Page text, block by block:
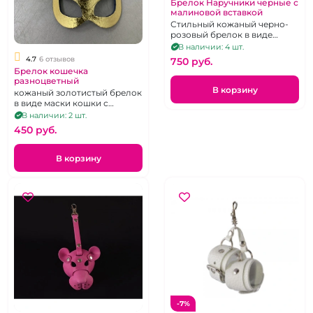
4.7 6 отзывов
Брелок кошечка
разноцветный
кожаный золотистый брелок
в виде маски кошки с
металлическим кольцом
В наличии: 2 шт.
450 pуб.
В корзину
Брелок Наручники черные с
малиновой вставкой
Стильный кожаный черно-
розовый брелок в виде
наручников с кольцами и
клепками.
В наличии: 4 шт.
750 pуб.
В корзину
-7%